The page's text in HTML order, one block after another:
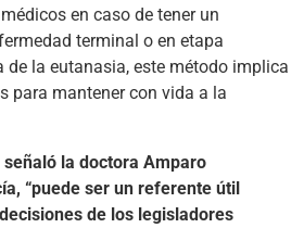
en caso de tener un
terminal o en etapa
de la eutanasia, este método implica
para mantener con vida a la
señaló la doctora Amparo
“puede ser un referente útil
de los legisladores